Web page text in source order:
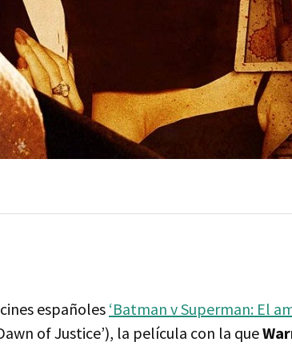
españoles ‘Batman v Superman: El
of Justice’), la película con la que